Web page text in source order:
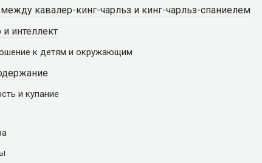
кавалер-кинг-чарльз и кинг-чарльз-спаниелем
и интеллект
к детям и окружающим
и купание